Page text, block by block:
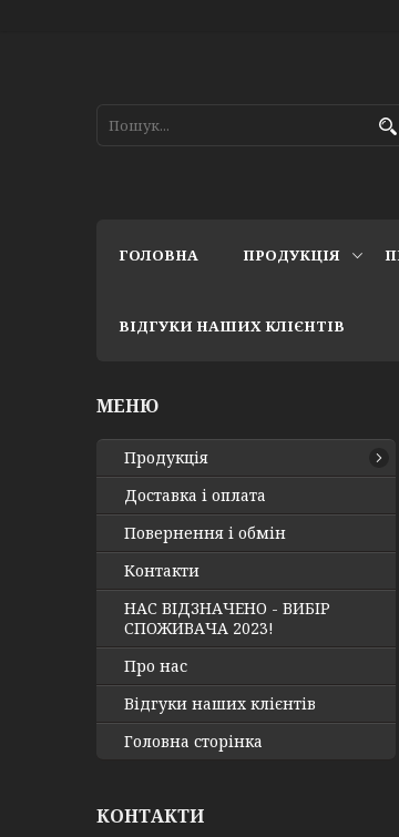
ГОЛОВНА ПРОДУКЦІЯ
ВІДГУКИ НАШИХ КЛІЄНТІВ
Продукція
Доставка і оплата
Повернення і обмін
Контакти
НАС ВІДЗНАЧЕНО - ВИБІР
СПОЖИВАЧА 2023!
Про нас
Відгуки наших клієнтів
Головна сторінка
КОНТАКТИ